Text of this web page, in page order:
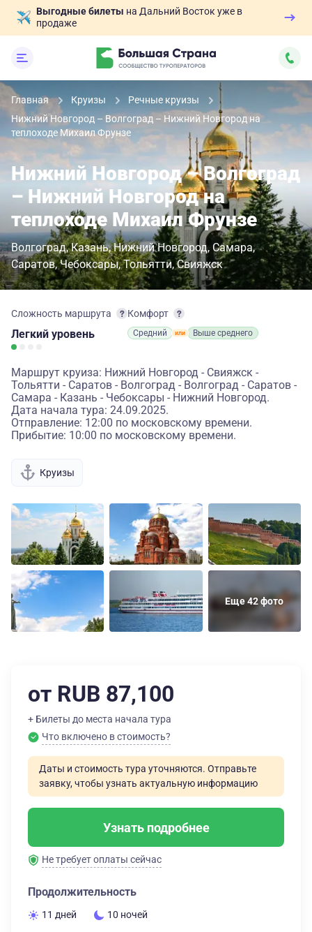
Выгодные билеты на Дальний Восток уже в
продаже
Главная Круизы
Речные круизы
Нижний Новгород – Волгоград – Нижний Новгород на
теплоходе Михаил Фрунзе
Нижний Новгород – Волгоград
– Нижний Новгород на
теплоходе Михаил Фрунзе
Волгоград Казань Нижний Новгород Самара
Саратов Чебоксары Тольятти Свияжск
Сложность маршрута
Легкий уровень
Комфорт
Средний Выше среднего
Маршрут круиза: Нижний Новгород - Свияжск -
Тольятти - Саратов - Волгоград - Волгоград - Саратов -
Самара - Казань - Чебоксары - Нижний Новгород.
Дата начала тура: 24.09.2025.
Отправление: 12:00 по московскому времени.
Прибытие: 10:00 по московскому времени.
Круизы
Еще 42 фото
от RUB 87,100
+ Билеты до места начала тура
Что включено в стоимость?
Даты и стоимость тура уточняются. Отправьте
заявку, чтобы узнать актуальную информацию
Узнать подробнее
Не требует оплаты сейчас
Продолжительность
11 дней 10 ночей